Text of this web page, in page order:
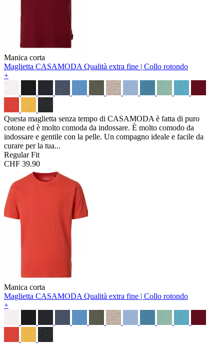
Manica corta
Maglietta CASAMODA Qualità extra fine | Collo rotondo
+
Questa maglietta senza tempo di CASAMODA è fatta di puro
cotone ed è molto comoda da indossare. È molto comodo da
indossare e gentile con la pelle. Un compagno ideale e facile da
curare per la tua...
Regular Fit
CHF 39.90
Manica corta
Maglietta CASAMODA Qualità extra fine | Collo rotondo
+